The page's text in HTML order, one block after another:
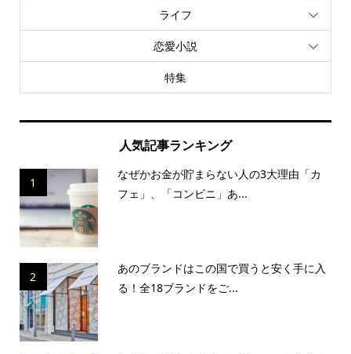
ライフ
恋愛小説
特集
人気記事ランキング
1
なぜかお金が貯まらない人の3大理由「カ
フェ」、「コンビニ」あ...
2
あのブランドはこの国で買うと安く手に入
る！全18ブランドをご...